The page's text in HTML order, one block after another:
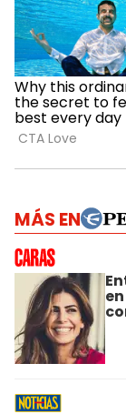
MÁS EN